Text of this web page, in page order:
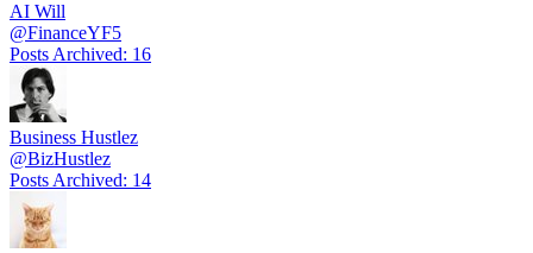
AI Will
@FinanceYF5
Posts Archived: 16
Business Hustlez
@BizHustlez
Posts Archived: 14